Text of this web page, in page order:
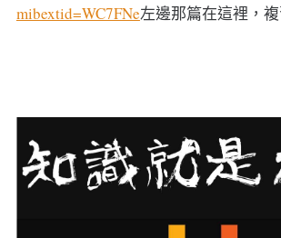
mibextid=WC7FNe左邊那篇在這裡，